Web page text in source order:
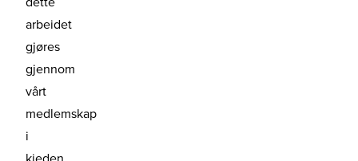
arbeidet
gjøres
gjennom
vårt
medlemskap
i
kjeden